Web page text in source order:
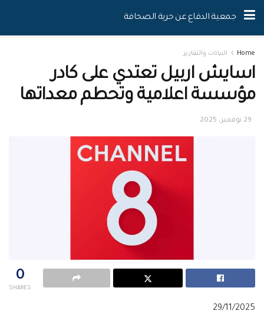
جمعية الدفاع عن حرية الصحافة
Home البيانات والتقارير
اسايش اربيل تعتدي على كادر
مؤسسة اعلامية وتحطم معداتها
29 نوفمبر، 2025
0
SHARES
29/11/2025